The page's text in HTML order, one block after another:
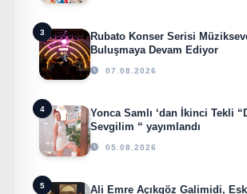
3
Rubato Konser Serisi
Buluşmaya Devam Ediyor
07.08.2026
4
Yonca Samlı ‘dan İkinci Tekli
Sevgilim “ yayımlandı
05.08.2026
5
Ali Emre Açıkgöz Galimidi,